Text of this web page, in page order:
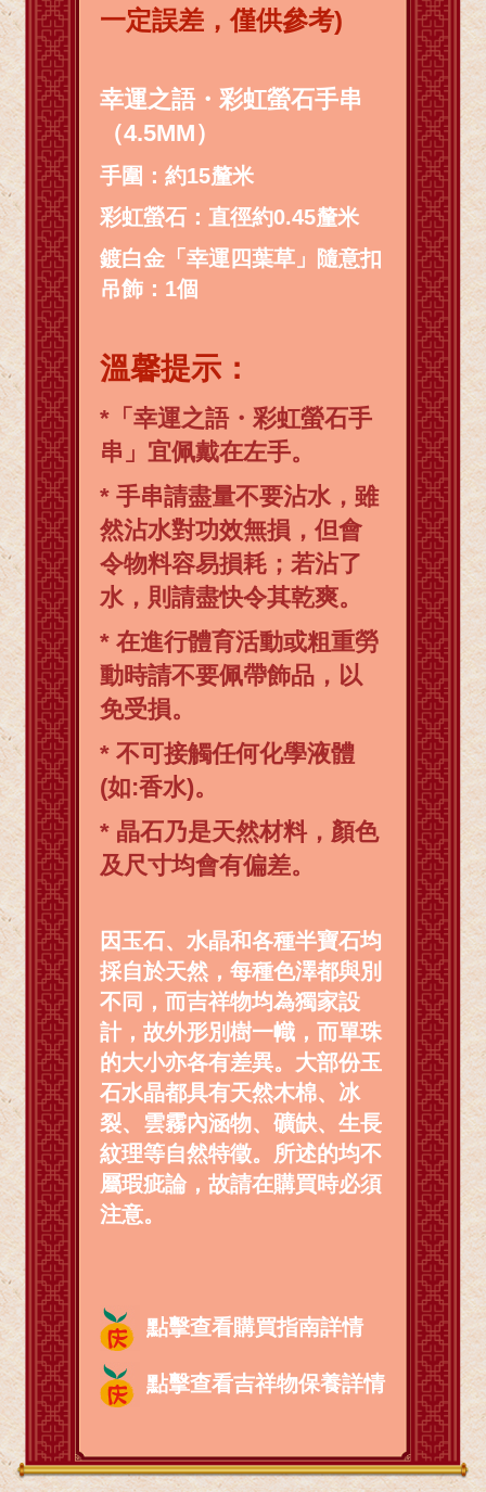
一定誤差，僅供參考)
幸運之語・彩虹螢石手串
（4.5MM）
手圍：約15釐米
彩虹螢石：直徑約0.45釐米
鍍白金「幸運四葉草」隨意扣
吊飾：1個
溫馨提示：
*「幸運之語・彩虹螢石手
串」宜佩戴在左手。
* 手串請盡量不要沾水，雖
然沾水對功效無損，但會
令物料容易損耗；若沾了
水，則請盡快令其乾爽。
* 在進行體育活動或粗重勞
動時請不要佩帶飾品，以
免受損。
* 不可接觸任何化學液體
(如:香水)。
* 晶石乃是天然材料，顏色
及尺寸均會有偏差。
因玉石、水晶和各種半寶石均
採自於天然，每種色澤都與別
不同，而吉祥物均為獨家設
計，故外形別樹一幟，而單珠
的大小亦各有差異。大部份玉
石水晶都具有天然木棉、冰
裂、雲霧內涵物、礦缺、生長
紋理等自然特徵。所述的均不
屬瑕疵論，故請在購買時必須
注意。
點擊查看購買指南詳情
點擊查看吉祥物保養詳情